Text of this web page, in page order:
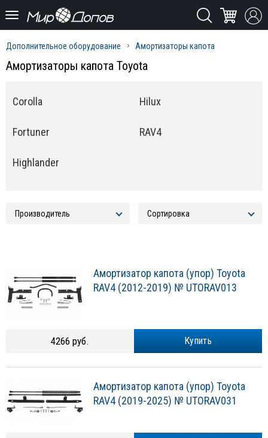
Дополнительное оборудование Амортизаторы капота
Амортизаторы капота Toyota
Corolla
Fortuner
Highlander
Hilux
RAV4
Амортизатор капота (упор) Toyota
RAV4 (2012-2019) № UTORAV013
Купить
4266 руб.
Амортизатор капота (упор) Toyota
RAV4 (2019-2025) № UTORAV031